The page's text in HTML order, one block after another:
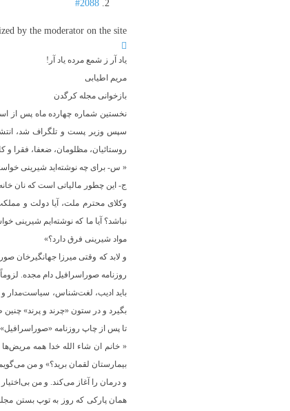
#2088
by the moderator on the site
یاد آر ز شمع مرده یاد آر!
مریم اطیابی
بازخوانی مجله کرگدن
سپس وزیر پست و تلگراف شد،
روستائیان، مظلومان، ضعفا، فقرا و
« س- برای چه نوشته‌اید شیرینی
ج- این چطور مالیاتی است که نان
وکلای محترم ملت، آیا دولت و
نباشد؟ آیا ما که نوشته‌ایم شیرینی
مواد شیرینی فرق دارد؟»
روزنامه صوراسرافیل دام مجده.
باید ادیب، لغت‌شناس، سیاست‌مدار
بگیرد و در ستون «چرند و پرند» چنین
تا پس از چاپ روزنامه
« خانم ان شاء الله خدا همه
بیمارستان لقمان برید؟» و من
و درمان را آغاز می‌کند. و من
همان پارکی که روز به توپ بستن